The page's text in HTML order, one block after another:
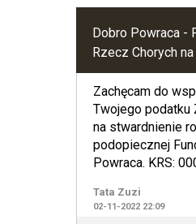
Dobro Powraca -
Rzecz Chorych
Rozsiane
Zachęcam do
Twojego podatku
na stwardnienie
podopiecznej
Powraca. KRS:
Tata Zuzi
02-11-2022 22:09